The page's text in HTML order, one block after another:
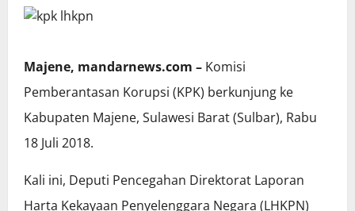
Majene, mandarnews.com – Komisi
Pemberantasan Korupsi (KPK) berkunjung ke
Kabupaten Majene, Sulawesi Barat (Sulbar), Rabu
18 Juli 2018.
Kali ini, Deputi Pencegahan Direktorat Laporan
Harta Kekayaan Penyelenggara Negara (LHKPN)